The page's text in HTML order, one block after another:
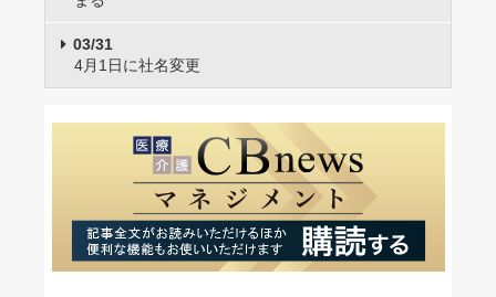
03/31
4月1日に社名変更